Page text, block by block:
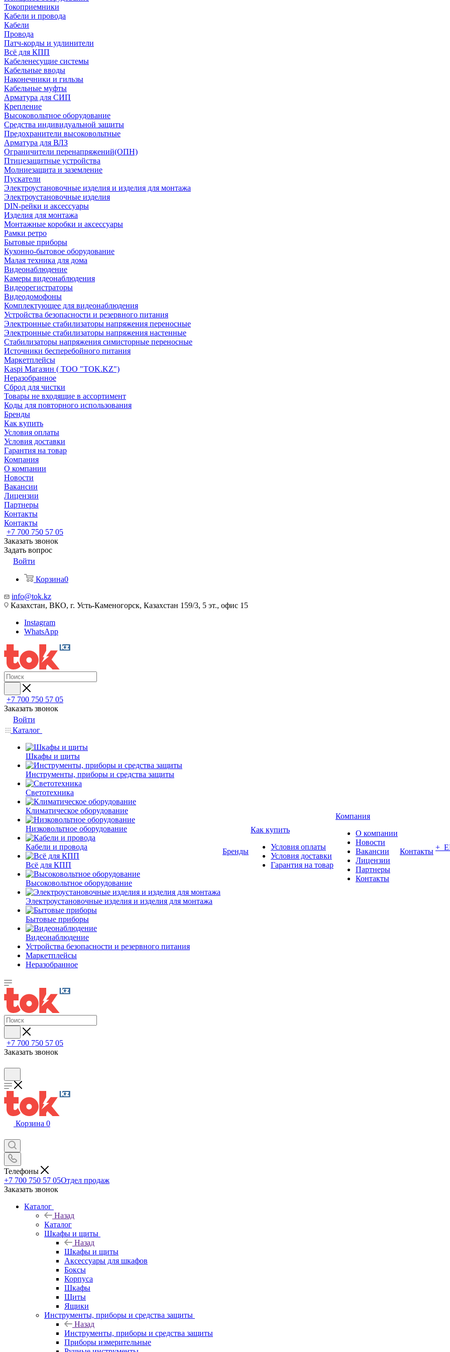
Токоприемники
Кабели и провода
Кабели
Провода
Патч-корды и удлинители
Всё для КПП
Кабеленесущие системы
Кабельные вводы
Наконечники и гильзы
Кабельные муфты
Арматура для СИП
Крепление
Высоковольтное оборудование
Средства индивидуальной защиты
Предохранители высоковольтные
Арматура для ВЛЗ
Ограничители перенапряжений(ОПН)
Птицезащитные устройства
Молниезащита и заземление
Пускатели
Электроустановочные изделия и изделия для монтажа
Электроустановочные изделия
DIN-рейки и аксессуары
Изделия для монтажа
Монтажные коробки и аксессуары
Рамки ретро
Бытовые приборы
Кухонно-бытовое оборудование
Малая техника для дома
Видеонаблюдение
Камеры видеонаблюдения
Видеорегистраторы
Видеодомофоны
Комплектующее для видеонаблюдения
Устройства безопасности и резервного питания
Электронные стабилизаторы напряжения переносные
Электронные стабилизаторы напряжения настенные
Стабилизаторы напряжения симисторные переносные
Источники бесперебойного питания
Маркетплейсы
Kaspi Магазин ( ТОО "TOK.KZ")
Неразобранное
Сброд для чистки
Товары не входящие в ассортимент
Коды для повторного использования
Бренды
Как купить
Условия оплаты
Условия доставки
Гарантия на товар
Компания
О компании
Новости
Вакансии
Лицензии
Партнеры
Контакты
Контакты
+7 700 750 57 05
Заказать звонок
Задать вопрос
Войти
Корзина0
info@tok.kz
Казахстан, ВКО, г. Усть-Каменогорск, Казахстан 159/3, 5 эт., офис 15
Instagram
WhatsApp
+7 700 750 57 05
Заказать звонок
Войти
Каталог
Шкафы и щиты
Инструменты, приборы и средства защиты
Светотехника
Климатическое оборудование
Низковольтное оборудование
Кабели и провода
Всё для КПП
Высоковольтное оборудование
Электроустановочные изделия и изделия для монтажа
Бытовые приборы
Видеонаблюдение
Устройства безопасности и резервного питания
Маркетплейсы
Неразобранное
Бренды
Как купить
Условия оплаты
Условия доставки
Гарантия на товар
Компания
О компании
Новости
Вакансии
Лицензии
Партнеры
Контакты
Контакты +
+7 700 750 57 05
Заказать звонок
Корзина 0
Телефоны
+7 700 750 57 05Отдел продаж
Заказать звонок
Каталог
Назад
Каталог
Шкафы и щиты
Назад
Шкафы и щиты
Аксессуары для шкафов
Боксы
Корпуса
Шкафы
Щиты
Ящики
Инструменты, приборы и средства защиты
Назад
Инструменты, приборы и средства защиты
Приборы измерительные